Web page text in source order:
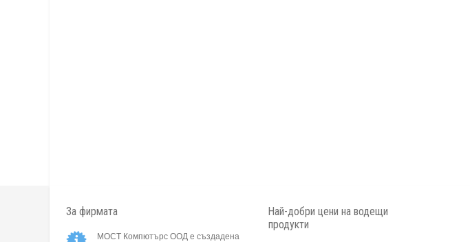
За фирмата
МОСТ Компютърс ООД е създадена
Най-добри цени на водещи
продукти